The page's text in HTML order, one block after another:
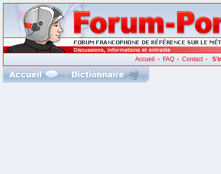
Accueil • FAQ• Contact•